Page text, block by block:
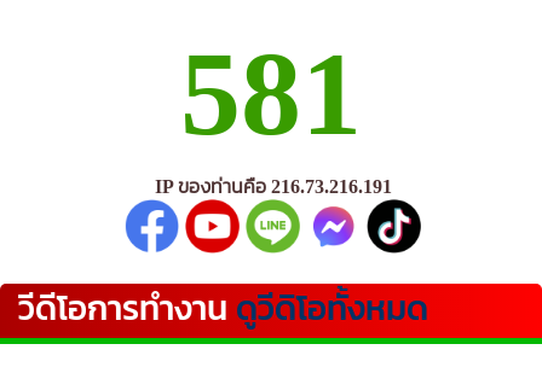
581
IP ของท่านคือ 216.73.216.191
วีดีโอการทำงาน ดูวีดิโอทั้งหมด